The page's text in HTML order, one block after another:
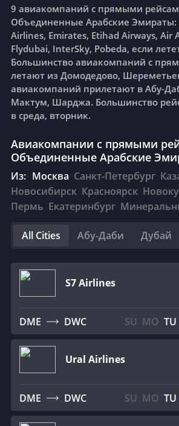
9 авиакомпаний с прямыми
Объединенные Арабские Эмираты:
Airlines, Emirates, Etihad Airways, Air
Flydubai, InterSky, Pobeda, если
Большинство авиакомпаний с
летают из Домодедово,
авиакомпаний прилетают в Абу-
Мактум, Шарджа. Большинство
в среда, вторник.
Авиакомпании с прямыми
Объединенные Арабские
Из: Москва Санкт-Петербург
Новосибирск Красноярск
Пермь Екатеринбург
All Cities Абу-Даби Дубай
S7 Airlines
DME DWC SU MO TU
Ural Airlines
DME DWC SU MO TU